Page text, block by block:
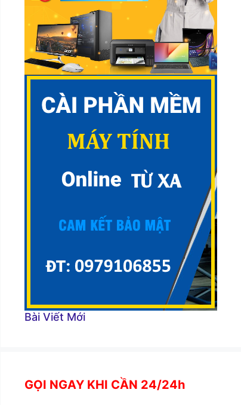
Bài Viết Mới
GỌI NGAY KHI CẦN 24/24h